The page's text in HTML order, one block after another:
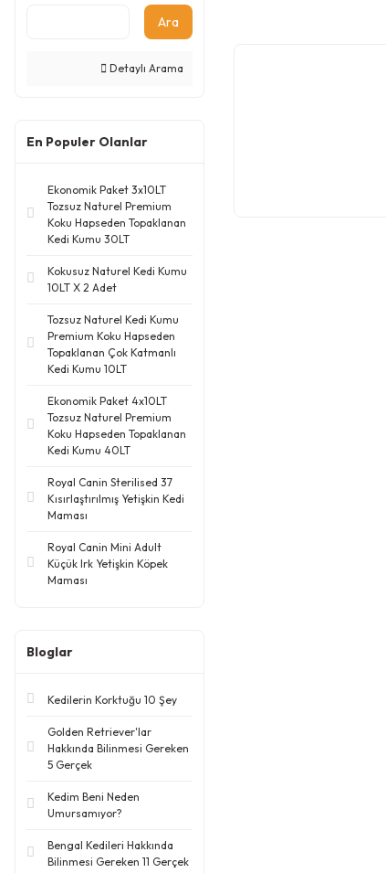
Ara
Detaylı Arama
En Populer Olanlar
Ekonomik Paket 3x10LT
Tozsuz Naturel Premium
Koku Hapseden Topaklanan
Kedi Kumu 30LT
Kokusuz Naturel Kedi Kumu
10LT X 2 Adet
Tozsuz Naturel Kedi Kumu
Premium Koku Hapseden
Topaklanan Çok Katmanlı
Kedi Kumu 10LT
Ekonomik Paket 4x10LT
Tozsuz Naturel Premium
Koku Hapseden Topaklanan
Kedi Kumu 40LT
Royal Canin Sterilised 37
Kısırlaştırılmış Yetişkin Kedi
Maması
Royal Canin Mini Adult
Küçük Irk Yetişkin Köpek
Maması
Bloglar
Kedilerin Korktuğu 10 Şey
Golden Retriever'lar
Hakkında Bilinmesi Gereken
5 Gerçek
Kedim Beni Neden
Umursamıyor?
Bengal Kedileri Hakkında
Bilinmesi Gereken 11 Gerçek